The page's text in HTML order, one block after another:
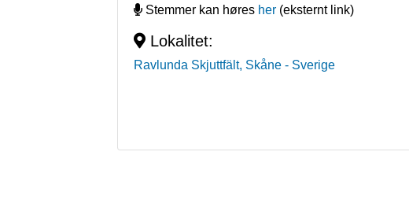
Stemmer kan høres her (eksternt link)
Lokalitet:
Ravlunda Skjuttfält, Skåne - Sverige